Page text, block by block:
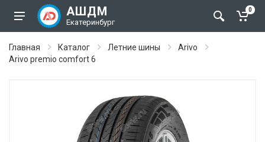
АШДМ
Екатеринбург
0
Главная Каталог Летние шины
Arivo
Arivo premio comfort 6